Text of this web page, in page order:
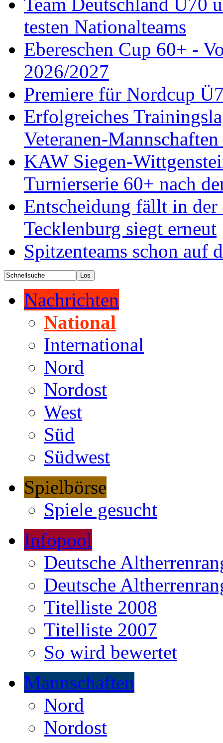
Team Deutschland Ü70
testen Nationalteams
Ebereschen Cup 60+ -
2026/2027
Premiere für Nordcup
Erfolgreiches
Veteranen-
KAW Siegen-
Turnierserie 60+ nach
Entscheidung fällt in
Tecklenburg siegt erneut
Spitzenteams schon auf
Nachrichten
National
International
Nord
Nordost
West
Süd
Südwest
Spielbörse
Spiele gesucht
Infopool
Deutsche
Deutsche
Titelliste 2008
Titelliste 2007
So wird bewertet
Mannschaften
Nord
Nordost